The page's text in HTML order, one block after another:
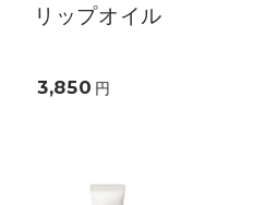
リップオイル
3,850 円